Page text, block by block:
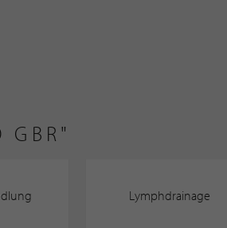
GBR"
Lymphdrainage